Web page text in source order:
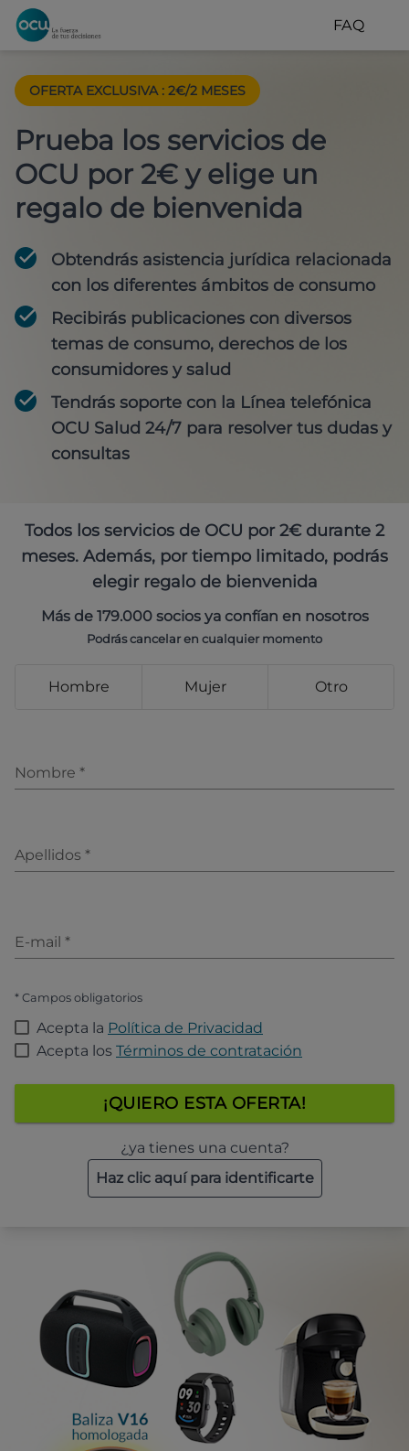
FAQ
OFERTA EXCLUSIVA : 2€/2 MESES
Prueba los servicios de
OCU por 2€ y elige un
regalo de bienvenida
Obtendrás asistencia jurídica relacionada
con los diferentes ámbitos de consumo
Recibirás publicaciones con diversos
temas de consumo, derechos de los
consumidores y salud
Tendrás soporte con la Línea telefónica
OCU Salud 24/7 para resolver tus dudas y
consultas
Todos los servicios de OCU por 2€ durante 2
meses. Además, por tiempo limitado, podrás
elegir regalo de bienvenida
Más de 179.000 socios ya confían en nosotros
Podrás cancelar en cualquier momento
Hombre Mujer Otro
Nombre *
Apellidos *
E-mail *
* Campos obligatorios
Acepta la Política de Privacidad
Acepta los Términos de contratación
¡QUIERO ESTA OFERTA!
¿ya tienes una cuenta?
Haz clic aquí para identificarte